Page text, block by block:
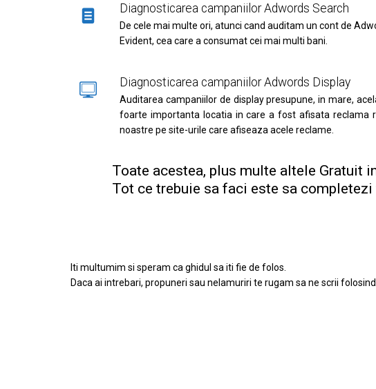
Diagnosticarea campaniilor Adwords Search
De cele mai multe ori, atunci cand auditam un cont de
Evident, cea care a consumat cei mai multi bani.
Diagnosticarea campaniilor Adwords Display
Auditarea campaniilor de display presupune, in mare,
foarte importanta locatia in care a fost afisata reclama
noastre pe site-urile care afiseaza acele reclame.
Toate acestea, plus multe altele Gratuit
Tot ce trebuie sa faci este sa
Iti multumim si speram ca ghidul sa iti fie de folos.
Daca ai intrebari, propuneri sau nelamuriri te rugam sa ne scrii